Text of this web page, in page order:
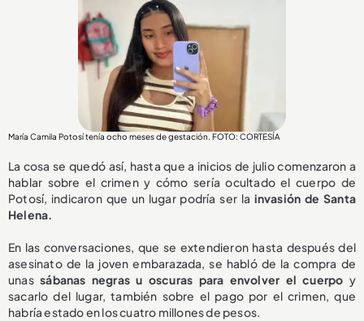
María Camila Potosí tenía ocho meses de gestación. FOTO: CORTESÍA
La cosa se quedó así, hasta que a inicios de julio comenzaron a
hablar sobre el crimen y cómo sería ocultado el cuerpo de
Potosí, indicaron que un lugar podría ser la invasión de Santa
Helena.
En las conversaciones, que se extendieron hasta después del
asesinato de la joven embarazada, se habló de la compra de
unassábanas negras u oscuras para envolver el cuerpo y
sacarlo del lugar, también sobre el pago por el crimen, que
habría estado en los cuatro millones de pesos.